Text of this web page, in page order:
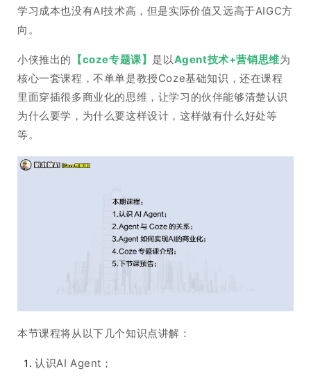
学习成本也没有AI技术高，但是实际价值又远高于AIGC方
向。
小侠推出的 【coze专题课】 是以Agent技术+营销思维为
核心一套课程，不单单是教授Coze基础知识，还在课程
里面穿插很多商业化的思维，让学习的伙伴能够清楚认识
为什么要学，为什么要这样设计，这样做有什么好处等
等。
本节课程将从以下几个知识点讲解：
认识AI Agent；